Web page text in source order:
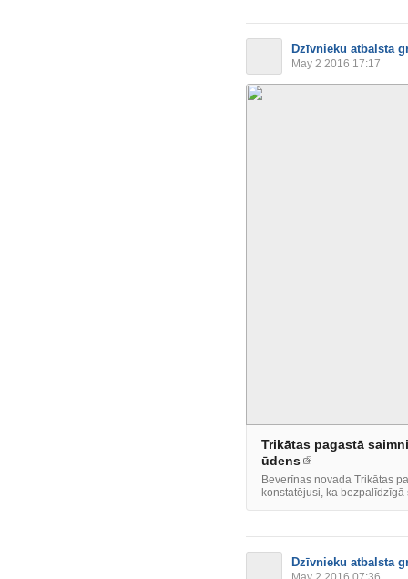
Dzīvnieku atbalsta
May 2 2016 17:17
Trikātas pagastā
ūdens
Beverīnas novada Trikātas
konstatējusi, ka
Dzīvnieku atbalsta